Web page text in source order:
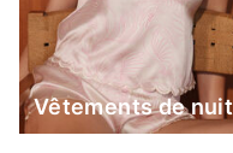
Vêtements de nuit